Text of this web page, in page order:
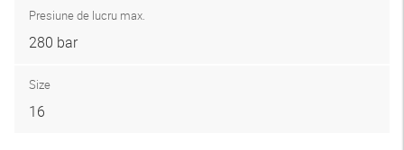
Presiune de lucru max.
280 bar
Size
16